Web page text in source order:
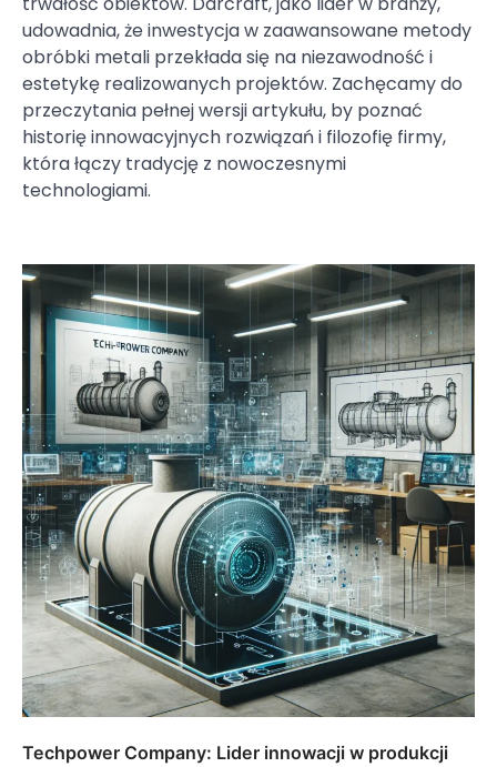
udowadnia, że inwestycja w zaawansowane metody
obróbki metali przekłada się na niezawodność i
estetykę realizowanych projektów. Zachęcamy do
przeczytania pełnej wersji artykułu, by poznać
historię innowacyjnych rozwiązań i filozofię firmy,
która łączy tradycję z nowoczesnymi
technologiami.
Techpower Company: Lider innowacji w produkcji